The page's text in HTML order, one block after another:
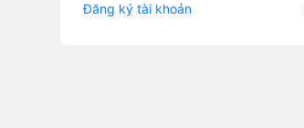
Đăng ký tài khoản